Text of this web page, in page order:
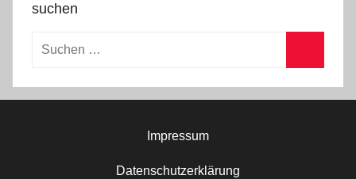
suchen
Suchen
Impressum
Datenschutzerklärung